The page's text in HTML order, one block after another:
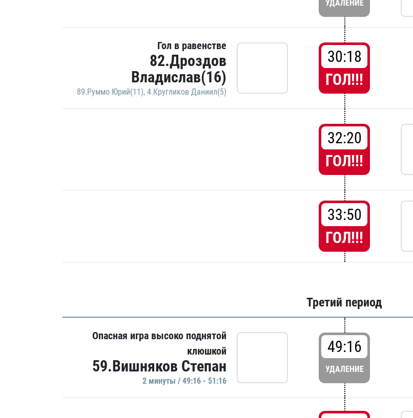
УДАЛЕНИЕ
Гол в равенстве
82.Дроздов
Владислав(16)
89.Руммо Юрий(11), 4.Кругликов Даниил(5)
30:18
ГОЛ!!!
32:20
ГОЛ!!!
33:50
ГОЛ!!!
Третий период
Опасная игра высоко поднятой
клюшкой
59.Вишняков Степан
2 минуты / 49:16 - 51:16
49:16
УДАЛЕНИЕ